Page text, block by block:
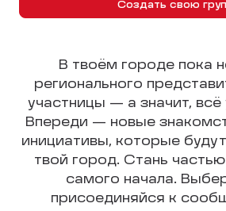
Создать свою
В твоём городе пока
регионального
участницы — а значит, всё
Впереди — новые
инициативы, которые
твой город. Стань
самого начала.
присоединяйся к